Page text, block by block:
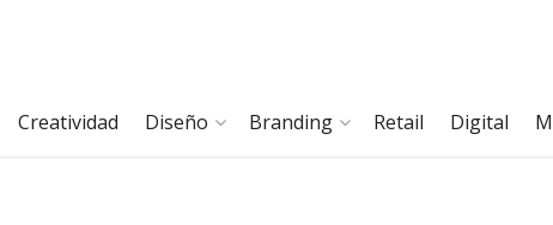
Creatividad Diseño Branding Retail Digital